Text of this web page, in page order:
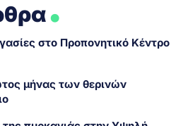
στο Προπονητικό Κέντρο
μήνας των θερινών